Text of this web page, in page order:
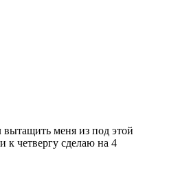
меня из под этой
к четвергу сделаю на 4